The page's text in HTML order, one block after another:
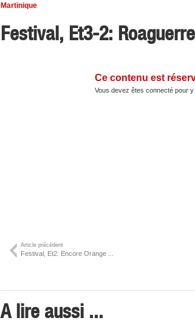
Martinique
Festival, Et3-2:
Ce contenu est
Vous devez êtes connecté pour y
Article précédent
Festival, Et2: Encore Orange ...
A lire aussi ...